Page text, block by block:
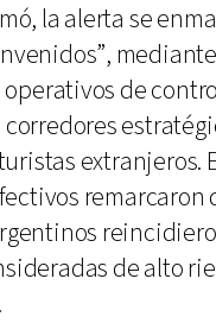
la alerta se
operativos de
extranjeros.
remarcaron
de alto